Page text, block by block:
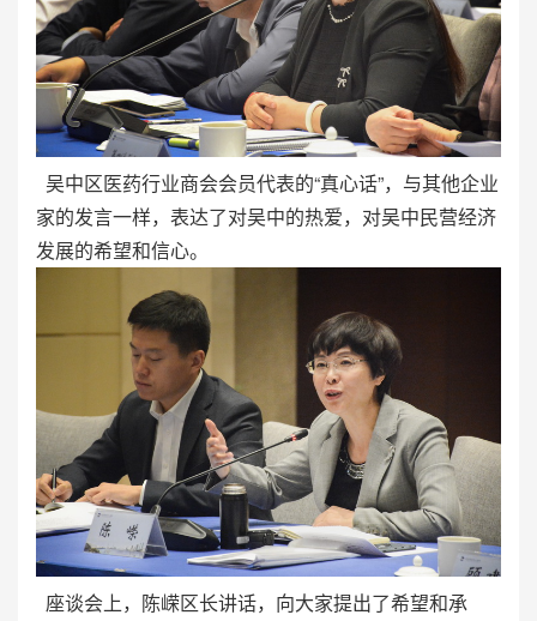
吴中区医药行业商会会员代表的“真心话”，与其他企业
家的发言一样，表达了对吴中的热爱，对吴中民营经济
发展的希望和信心。
座谈会上，陈嵘区长讲话，向大家提出了希望和承